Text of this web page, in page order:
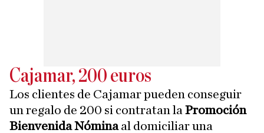
Cajamar, 200 euros
Los clientes de Cajamar pueden conseguir
un regalo de 200 si contratan la Promoción
Bienvenida Nóminaal domiciliar una